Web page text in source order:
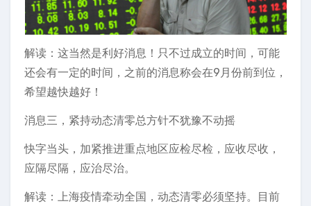
解读：这当然是利好消息！只不过成立的时间，可能
还会有一定的时间，之前的消息称会在9月份前到位，
希望越快越好！
消息三，紧持动态清零总方针不犹豫不动摇
快字当头，加紧推进重点地区应检尽检，应收尽收，
应隔尽隔，应治尽治。
解读：上海疫情牵动全国，动态清零必须坚持。目前